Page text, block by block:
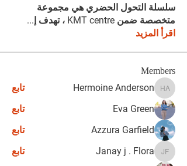
سلسلة التحول الحضري هي مجموعة
متخصصة ضمن KMT centre ، تهدف إ
...
اقرأ المزيد
Members
Hermoine Anderson
Hermoine Anderson
تابع
Eva Green
تابع
Azzura Garfield
تابع
Janay j . Flora
Janay j . Flora
تابع